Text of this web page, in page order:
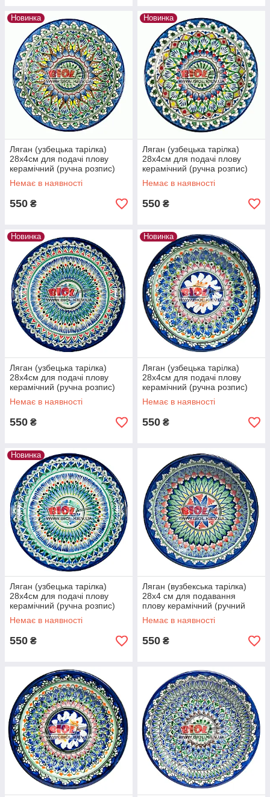
Новинка
Ляган (узбецька тарілка)
28х4см для подачі плову
керамічний (ручна розпис)
(варіант 1)
Немає в наявності
550 ₴
Новинка
Ляган (узбецька тарілка)
28х4см для подачі плову
керамічний (ручна розпис)
(варіант 2)
Немає в наявності
550 ₴
Новинка
Ляган (узбецька тарілка)
28х4см для подачі плову
керамічний (ручна розпис)
(варіант 3)
Немає в наявності
550 ₴
Новинка
Ляган (узбецька тарілка)
28х4см для подачі плову
керамічний (ручна розпис)
(варіант 4)
Немає в наявності
550 ₴
Новинка
Ляган (узбецька тарілка)
28х4см для подачі плову
керамічний (ручна розпис)
(варіант 5)
Немає в наявності
550 ₴
Ляган (вузбекська тарілка)
28х4 см для подавання
плову керамічний (ручний
розпис) (варіант 6)
Немає в наявності
550 ₴